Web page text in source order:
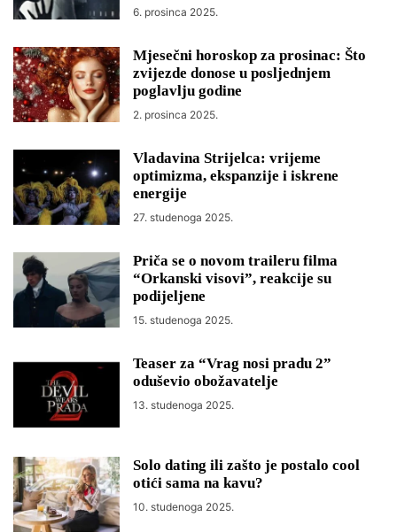
6. prosinca 2025.
Mjesečni horoskop za prosinac: Što
zvijezde donose u posljednjem
poglavlju godine
2. prosinca 2025.
Vladavina Strijelca: vrijeme
optimizma, ekspanzije i iskrene
energije
27. studenoga 2025.
Priča se o novom traileru filma
“Orkanski visovi”, reakcije su
podijeljene
15. studenoga 2025.
Teaser za “Vrag nosi pradu 2”
oduševio obožavatelje
13. studenoga 2025.
Solo dating ili zašto je postalo cool
otići sama na kavu?
10. studenoga 2025.